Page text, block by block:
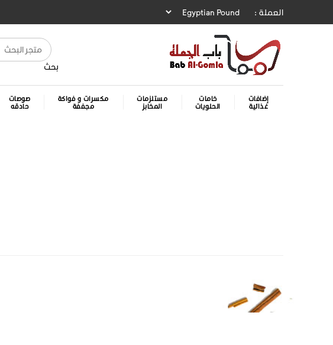
العملة :
بحث
إضافات
غذائية
خامات
الحلويات
مستلزمات
المخابز
مكسرات و فواكة
مجففة
صوصات
حادقه